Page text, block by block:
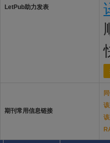
LetPub助力发表
期刊常用信息链接